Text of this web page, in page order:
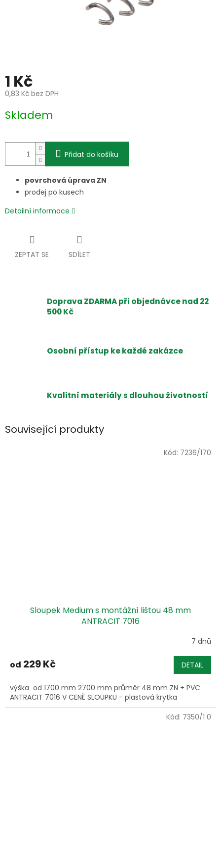
1 Kč
0,83 Kč bez DPH
cena:
Skladem
Přidat do košíku
povrchová úprava ZN
prodej po kusech
Detailní informace
ZEPTAT SE SDÍLET
Doprava ZDARMA při objednávce nad 22
500 Kč
Osobní přístup ke každé zakázce
Kvalitní materiály s dlouhou životností
Související produkty
Sloupek Medium s montážní lištou 48 mm
ANTRACIT 7016
7 dnů
od 229 Kč DETAIL
výška od 1700 mm 2700 mm průměr 48 mm ZN + PVC
ANTRACIT 7016 V CENĚ SLOUPKU - plastová krytka
Kód: 7236/170
Kód: 7350/1 0